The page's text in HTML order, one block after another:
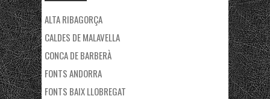
ALTA RIBAGORÇA
CALDES DE MALAVELLA
CONCA DE BARBERÀ
FONTS ANDORRA
FONTS BAIX LLOBREGAT